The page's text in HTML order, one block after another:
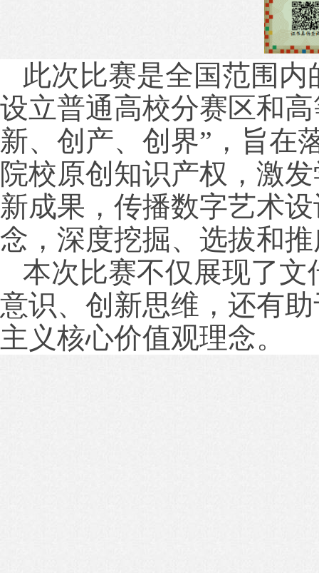
此次比赛是全国范围
设立普通高校分赛区和
新、创产、创界”，旨在
院校原创知识产权，激
新成果，传播数字艺术
念，深度挖掘、选拔和
本次比赛不仅展现了
意识、创新思维，还有
主义核心价值观理念。